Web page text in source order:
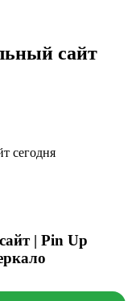
сайт
сегодня
| Pin Up